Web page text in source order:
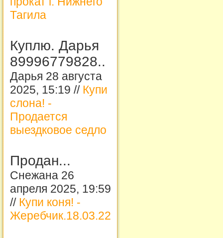
Тагила
Куплю. Дарья
89996779828..
Дарья 28 августа
2025, 15:19 // Купи
слона! -
Продается
выездковое седло
Продан...
Снежана 26
апреля 2025, 19:59
// Купи коня! -
Жеребчик.18.03.22